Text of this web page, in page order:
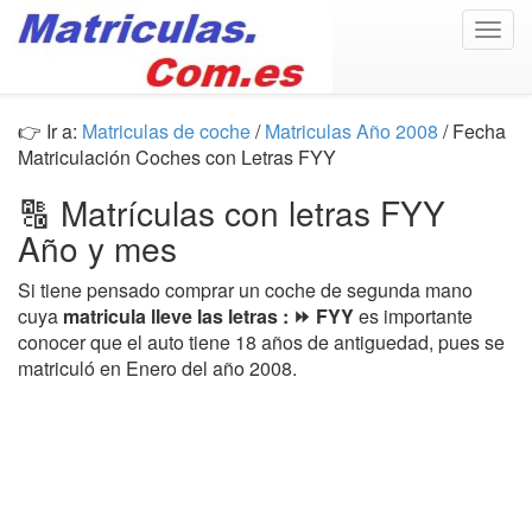
👉 Ir a: Matriculas de coche/Matriculas Año 2008 / Fecha
Matriculación Coches con Letras FYY
🔠 Matrículas con letras FYY
Año y mes
Si tiene pensado comprar un coche de segunda mano
cuya matricula lleve las letras : ⏩ FYYes importante
conocer que el auto tiene 18 años de antiguedad, pues se
matriculó en Enero del año 2008.